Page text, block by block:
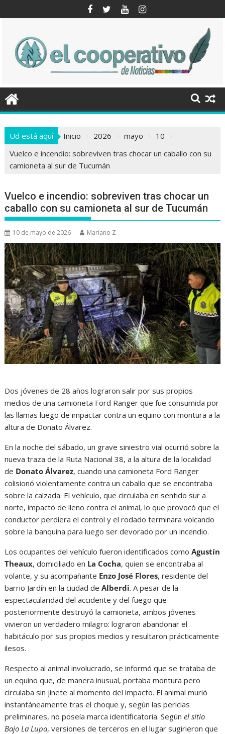
al
Ud está aquí Inicio 2026 mayo
10
Vuelco e incendio: sobreviven tras chocar un caballo con su
camioneta al sur de Tucumán
Vuelco e incendio: sobreviven tras chocar un
caballo con su camioneta al sur de Tucumán
10 de mayo de 2026 Mariano Z
Dos jóvenes de 28 años lograron salir por sus propios
medios de una camioneta Ford Ranger que fue consumida por
las llamas luego de impactar contra un equino con montura a la
altura de Donato Álvarez.
En la noche del sábado, un grave siniestro vial ocurrió sobre la
nueva traza de la Ruta Nacional 38, a la altura de la localidad
de Donato Álvarez, cuando una camioneta Ford Ranger
colisionó violentamente contra un caballo que se encontraba
sobre la calzada. El vehículo, que circulaba en sentido sur a
norte, impactó de lleno contra el animal, lo que provocó que el
conductor perdiera el control y el rodado terminara volcando
sobre la banquina para luego ser devorado por un incendio.
Los ocupantes del vehículo fueron identificados comoAgustín
Theaux, domiciliado en La Cocha, quien se encontraba al
volante, y su acompañante Enzo José Flores, residente del
barrio Jardín en la ciudad deAlberdi. A pesar de la
espectacularidad del accidente y del fuego que
posteriormente destruyó la camioneta, ambos jóvenes
vivieron un verdadero milagro: lograron abandonar el
habitáculo por sus propios medios y resultaron prácticamente
ilesos.
Respecto al animal involucrado, se informó que se trataba de
un equino que, de manera inusual, portaba montura pero
circulaba sin jinete al momento del impacto. El animal murió
instantáneamente tras el choque y, según las pericias
preliminares, no poseía marca identificatoria. Segúnel sitio
Bajo La Lupa, versiones de terceros en el lugar sugirieron que